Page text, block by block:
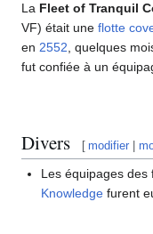
La Fleet of Tranquil
VF) était une flotte
en 2552 , quelques
fut confiée à un
Divers [ modifier |
Les équipages
Knowledge furent